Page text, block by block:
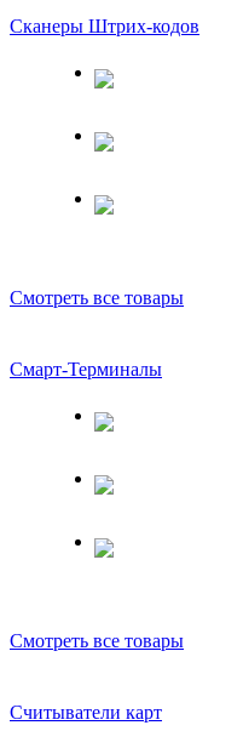
Сканеры Штрих-кодов
Смотреть все товары
Смарт-Терминалы
Смотреть все товары
Считыватели карт